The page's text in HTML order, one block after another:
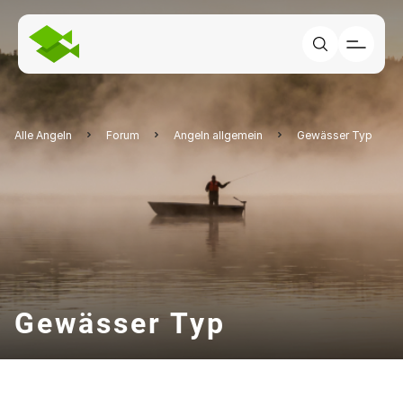
Alle Angeln Forum Angeln allgemein Gewässer Typ
Gewässer Typ